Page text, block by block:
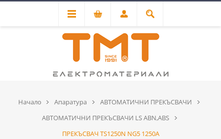
Начало Апаратура
АВТОМАТИЧНИ ПРЕКЪСВАЧИ
АВТОМАТИЧНИ ПРЕКЪСВАЧИ LS ABN,ABS
ПРЕКЪСВАЧ TS1250N NG5 1250A